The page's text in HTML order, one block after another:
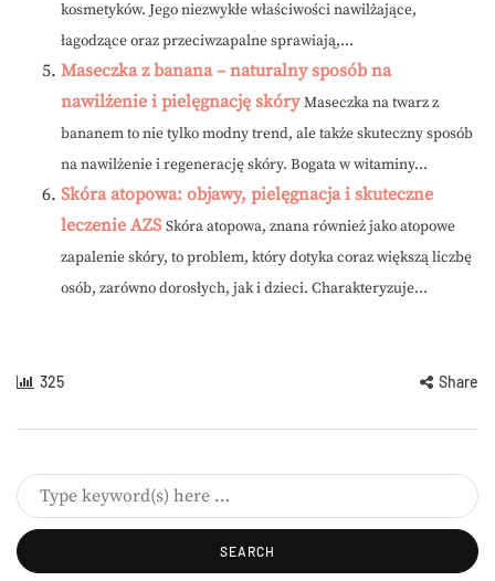
kosmetyków. Jego niezwykłe właściwości nawilżające,
łagodzące oraz przeciwzapalne sprawiają,...
Maseczka z banana – naturalny sposób na
nawilżenie i pielęgnację skóry Maseczka na twarz z
bananem to nie tylko modny trend, ale także skuteczny sposób
na nawilżenie i regenerację skóry. Bogata w witaminy...
Skóra atopowa: objawy, pielęgnacja i skuteczne
leczenie AZS Skóra atopowa, znana również jako atopowe
zapalenie skóry, to problem, który dotyka coraz większą liczbę
osób, zarówno dorosłych, jak i dzieci. Charakteryzuje...
325 Share